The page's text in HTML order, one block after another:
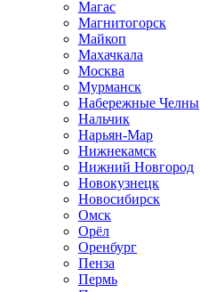
Магас
Магнитогорск
Майкоп
Махачкала
Москва
Мурманск
Набережные Челны
Нальчик
Нарьян-Мар
Нижнекамск
Нижний Новгород
Новокузнецк
Новосибирск
Омск
Орёл
Оренбург
Пенза
Пермь